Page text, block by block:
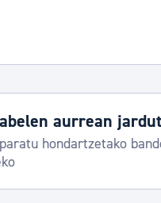
aurrean
hondartzetako